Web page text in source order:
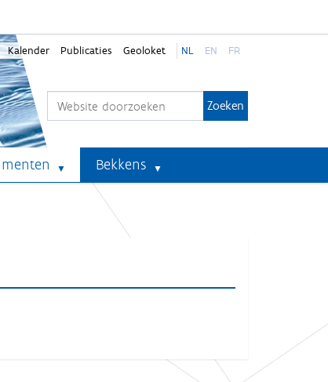
Kalender Publicaties Geoloket NL EN FR
Bekkens